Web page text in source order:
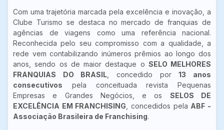
Com uma trajetória marcada pela excelência e inovação, a
Clube Turismo se destaca no mercado de franquias de
agências de viagens como uma referência nacional.
Reconhecida pelo seu compromisso com a qualidade, a
rede vem contabilizando inúmeros prêmios ao longo dos
anos, sendo os de maior destaque o SELO MELHORES
FRANQUIAS DO BRASIL, concedido por13 anos
consecutivos pela conceituada revista Pequenas
Empresas e Grandes Negócios, e os SELOS DE
EXCELÊNCIA EM FRANCHISING, concedidos pela ABF -
Associação Brasileira de Franchising.